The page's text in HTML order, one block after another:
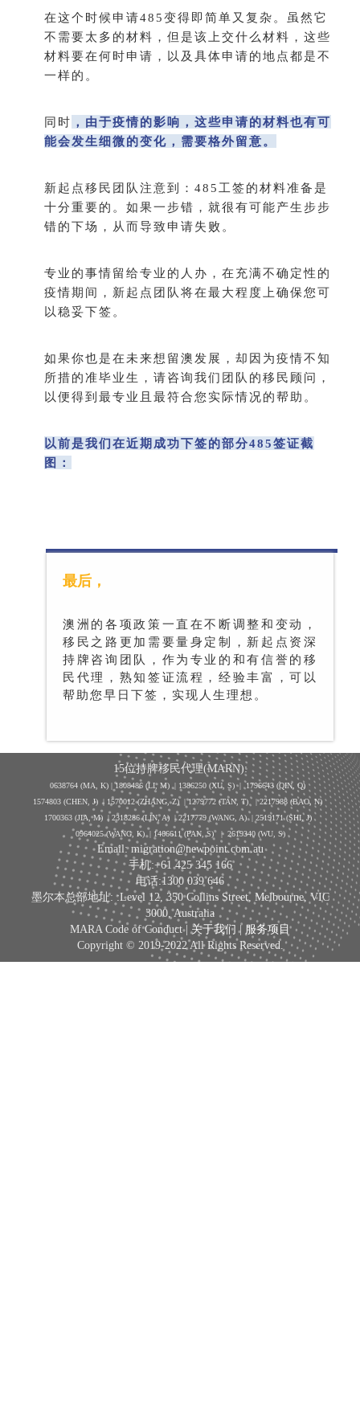
在这个时候申请485变得即简单又复杂。虽然它
不需要太多的材料，但是该上交什么材料，这些
材料要在何时申请，以及具体申请的地点都是不
一样的。
同时 ，由于疫情的影响，这些申请的材料也有可
能会发生细微的变化，需要格外留意。
新起点移民团队注意到：485工签的材料准备是
十分重要的。如果一步错，就很有可能产生步步
错的下场，从而导致申请失败。
专业的事情留给专业的人办，在充满不确定性的
疫情期间，新起点团队将在最大程度上确保您可
以稳妥下签。
如果你也是在未来想留澳发展，却因为疫情不知
所措的准毕业生，请咨询我们团队的移民顾问，
以便得到最专业且最符合您实际情况的帮助。
以前是我们在近期成功下签的部分485签证截
图：
最后，
澳洲的各项政策一直在不断调整和变动，
移民之路更加需要量身定制，新起点资深
持牌咨询团队，作为专业的和有信誉的移
民代理，熟知签证流程，经验丰富，可以
帮助您早日下签，实现人生理想。
15位持牌移民代理(MARN):
0638764 (MA, K) |1808486 (LI, M) | 1386250 (XU, S)| 1796643 (QIN, Q)
1574803 (CHEN, J) | 1570012 (ZHANG, Z) | 1279772 (TAN, T) | 2217988 (BAO, N)
1700363 (JIA, M) | 2318286 (LIN, A) | 2217779 (WANG, A) | 2519171 (SHI, J)
0964025 (WANG, K) | 1466611 (PAN, S)| 2619340 (WU, S)
Email: migration@newpoint.com.au
手机:+61 425 345 166
电话:1300 039 646
墨尔本总部地址: :Level 12, 350 Collins Street, Melbourne, VIC
3000, Australia
MARA Code of Conduct |关于我们 | 服务项目
Copyright © 2019-2022 All Rights Reserved.